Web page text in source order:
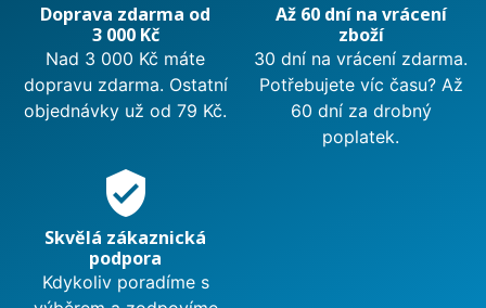
Doprava zdarma od
3 000 Kč
Nad 3 000 Kč máte
dopravu zdarma. Ostatní
objednávky už od 79 Kč.
Až 60 dní na vrácení
zboží
30 dní na vrácení zdarma.
Potřebujete víc času? Až
60 dní za drobný
poplatek.
verified_user
Skvělá zákaznická
podpora
Kdykoliv poradíme s